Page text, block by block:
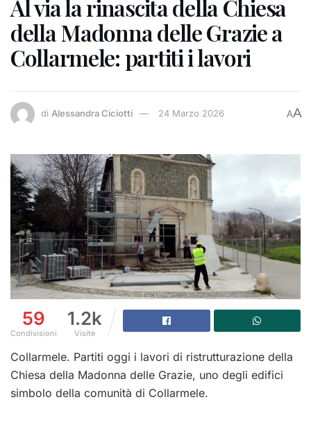
Al via la rinascita della Chiesa
della Madonna delle Grazie a
Collarmele: partiti i lavori
di Alessandra Ciciotti 24 Marzo 2026 AA
59
Condivisioni
1.2k
Visite
Collarmele. Partiti oggi i lavori di ristrutturazione della
Chiesa della Madonna delle Grazie, uno degli edifici
simbolo della comunità di Collarmele.